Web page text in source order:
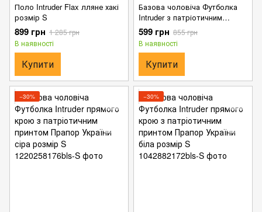
Поло Intruder Flax лляне хакі
розмір S
899 грн 1 285 грн
В наявності
Купити
Базова чоловіча Футболка
Intruder з патріотичним
принтом Прапор України сіра
розмір S
599 грн 855 грн
В наявності
Купити
−30% −30%